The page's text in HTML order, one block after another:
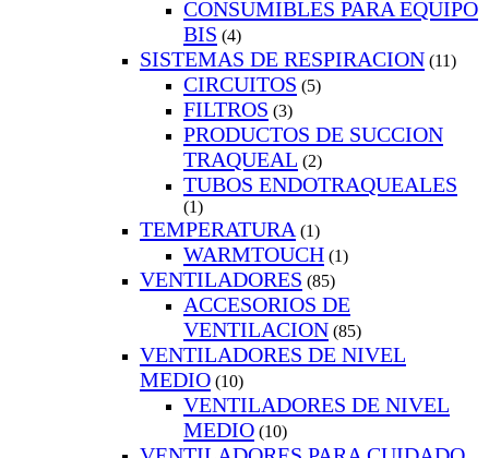
CONSUMIBLES PARA EQUIPO
BIS (4)
SISTEMAS DE RESPIRACION (11)
CIRCUITOS (5)
FILTROS (3)
PRODUCTOS DE SUCCION
TRAQUEAL (2)
TUBOS ENDOTRAQUEALES
(1)
TEMPERATURA (1)
WARMTOUCH (1)
VENTILADORES (85)
ACCESORIOS DE
VENTILACION (85)
VENTILADORES DE NIVEL
MEDIO (10)
VENTILADORES DE NIVEL
MEDIO (10)